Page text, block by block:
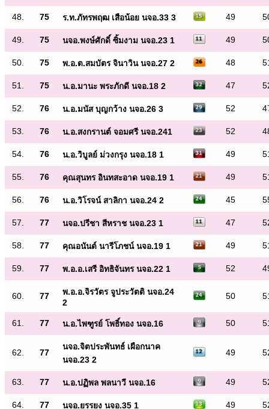
48. 75 ร.ท.ภัทรพฤฒ เสือน้อย นจอ.33 3 49
49. 75 นจอ.พงษ์ศักดิ์ ซิ้มงาม นจอ.23 1 49
50. 75 พ.อ.ต.สมบัตร จินาวิน นจอ.27 2 48
51. 75 น.อ.มานะ พระภักดี นจอ.18 2 47
52. 76 น.อ.มนัส บุญกว้าง นจอ.26 3 52
53. 76 น.อ.สงกรานต์ จอมศรี นจอ.241 52
54. 76 น.อ.วิบูลย์ ม่วงกรุง นจอ.18 1 49
55. 76 คุณสุนทร อินทสะอาด นจอ.19 1 49
56. 76 น.อ.วิโรจน์ สาลิกา นจอ.24 2 45
57. 77 นจอ.ปรีชา สีหราช นจอ.23 1 47
58. 77 คุณอนันต์ นารีโภชน์ นจอ.19 1 49
59. 77 พ.อ.อ.เสรี อิทธิจันทร นจอ.22 1 52
60. 77
พ.อ.อ.จิรวัตร จูประวัตติ นจอ.24
2
50
61. 77 น.อ.ไพฑูรย์ โพธิ์ทอง นจอ.16 50
62. 77
นจอ.จิตประพันทธ์ เผือกนาค
นจอ.23 2
49
63. 77 น.อ.ปฏิพล พลนาวี นจอ.16 49
64. 77 นจอ.ยรรยง นจอ.35 1 49